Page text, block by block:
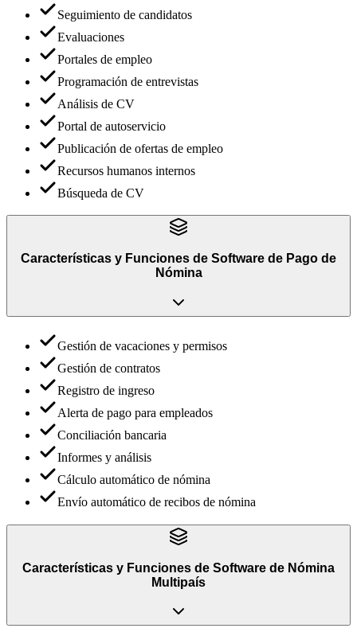
Seguimiento de candidatos
Evaluaciones
Portales de empleo
Programación de entrevistas
Análisis de CV
Portal de autoservicio
Publicación de ofertas de empleo
Recursos humanos internos
Búsqueda de CV
Características y Funciones de Software de Pago de
Nómina
Gestión de vacaciones y permisos
Gestión de contratos
Registro de ingreso
Alerta de pago para empleados
Conciliación bancaria
Informes y análisis
Cálculo automático de nómina
Envío automático de recibos de nómina
Características y Funciones de Software de Nómina
Multipaís